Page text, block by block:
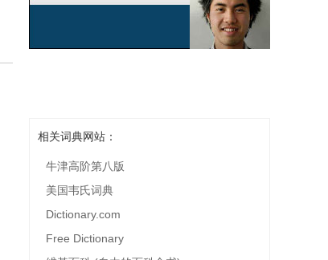
相关词典网站：
牛津高阶第八版
美国韦氏词典
Dictionary.com
Free Dictionary